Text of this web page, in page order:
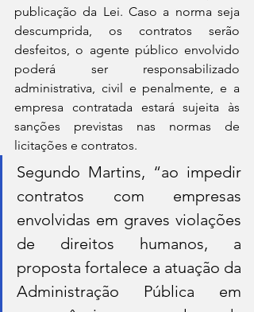
publicação da Lei. Caso a norma seja
descumprida, os contratos serão
desfeitos, o agente público envolvido
poderá ser responsabilizado
administrativa, civil e penalmente, e a
empresa contratada estará sujeita às
sanções previstas nas normas de
licitações e contratos.
Segundo Martins, “ao impedir
contratos com empresas
envolvidas em graves violações
de direitos humanos, a
proposta fortalece a atuação da
Administração Pública em